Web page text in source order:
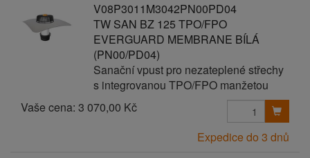
V08P3011M3042PN00PD04
TW SAN BZ 125 TPO/FPO
EVERGUARD MEMBRANE BÍLÁ
(PN00/PD04)
Sanační vpust pro nezateplené střechy
s integrovanou TPO/FPO manžetou
Vaše cena: 3 070,00 Kč
Expedice do 3 dnů